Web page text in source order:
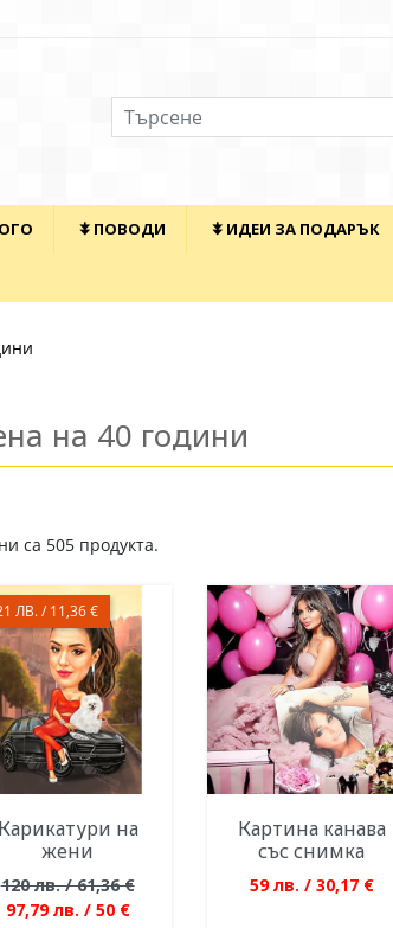
⯯ ПОВОДИ ⯯ ИДЕИ ЗА ПОДАРЪК
на 40 години
са 505 продукта.
на
жени
120 лв. / 61,36 €
97,79 лв. / 50 €
ЛВ. / 11,36 €
Картина канава
със снимка
59 лв. / 30,17 €